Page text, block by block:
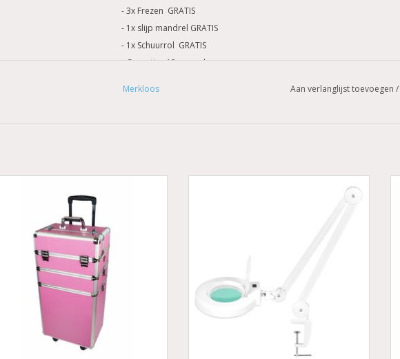
- 3x Frezen GRATIS
- 1x slijp mandrel GRATIS
- 1x Schuurrol GRATIS
- Garantie : 12 maanden
Merkloos Aan verlanglijst toevoegen /
Aluminium trolley roze
Zeer grote driedelige trolley op wielen
met een uitschuifbaar handvat. Ideaal
voor schoonheidsspecialisten, stylistes en
andere personen die werkzaam zijn in de
cosmetische industrie.
Onze trolleys zijn stevig en g